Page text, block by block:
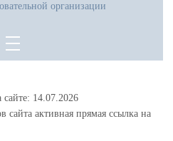
организации
сайте: 14.07.2026
сайта активная прямая ссылка на